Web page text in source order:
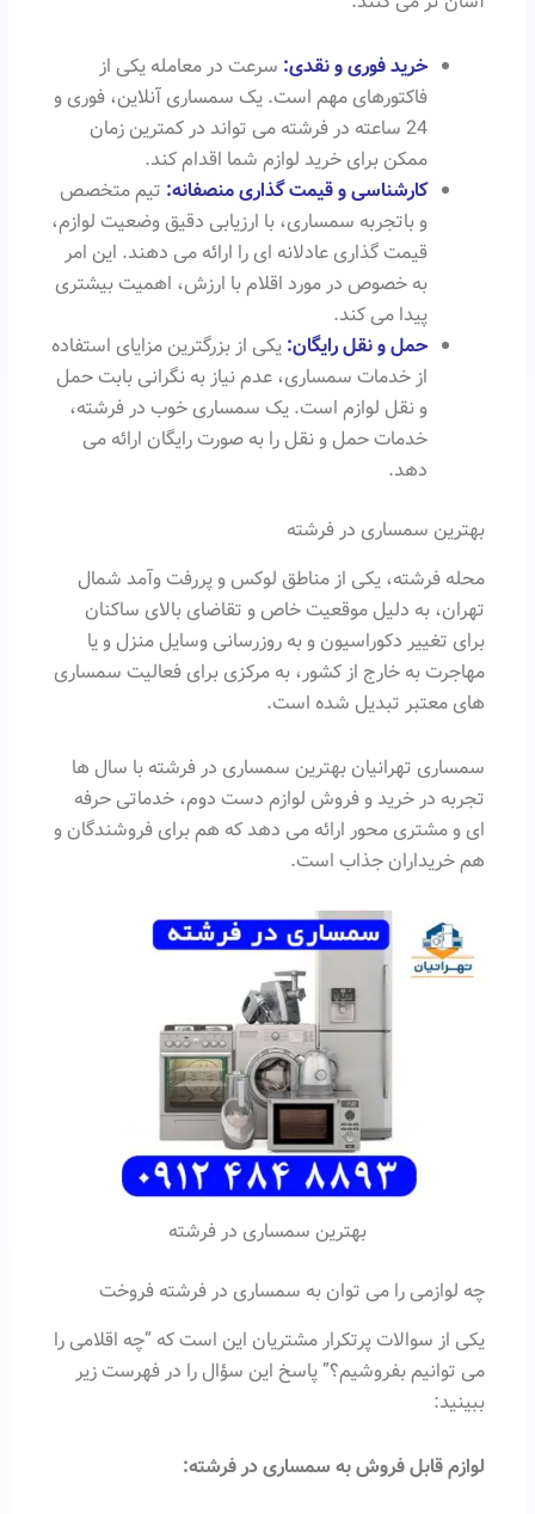
خرید فوری و نقدی: سرعت در معامله یکی از
فاکتورهای مهم است. یک سمساری آنلاین، فوری و
24 ساعته در فرشته می تواند در کمترین زمان
ممکن برای خرید لوازم شما اقدام کند.
کارشناسی و قیمت گذاری منصفانه: تیم متخصص
و باتجربه سمساری، با ارزیابی دقیق وضعیت لوازم،
قیمت گذاری عادلانه ای را ارائه می دهند. این امر
به خصوص در مورد اقلام با ارزش، اهمیت بیشتری
پیدا می کند.
حمل و نقل رایگان: یکی از بزرگترین مزایای استفاده
از خدمات سمساری، عدم نیاز به نگرانی بابت حمل
و نقل لوازم است. یک سمساری خوب در فرشته،
خدمات حمل و نقل را به صورت رایگان ارائه می
دهد.
بهترین سمساری در فرشته
محله فرشته، یکی از مناطق لوکس و پررفت وآمد شمال
تهران، به دلیل موقعیت خاص و تقاضای بالای ساکنان
برای تغییر دکوراسیون و به روزرسانی وسایل منزل و یا
مهاجرت به خارج از کشور، به مرکزی برای فعالیت سمساری
های معتبر تبدیل شده است.
سمساری تهرانیان بهترین سمساری در فرشته با سال ها
تجربه در خرید و فروش لوازم دست دوم، خدماتی حرفه
ای و مشتری محور ارائه می دهد که هم برای فروشندگان و
هم خریداران جذاب است.
بهترین سمساری در فرشته
چه لوازمی را می توان به سمساری در فرشته فروخت
یکی از سوالات پرتکرار مشتریان این است که “چه اقلامی را
می توانیم بفروشیم؟” پاسخ این سؤال را در فهرست زیر
ببینید:
لوازم قابل فروش به سمساری در فرشته: